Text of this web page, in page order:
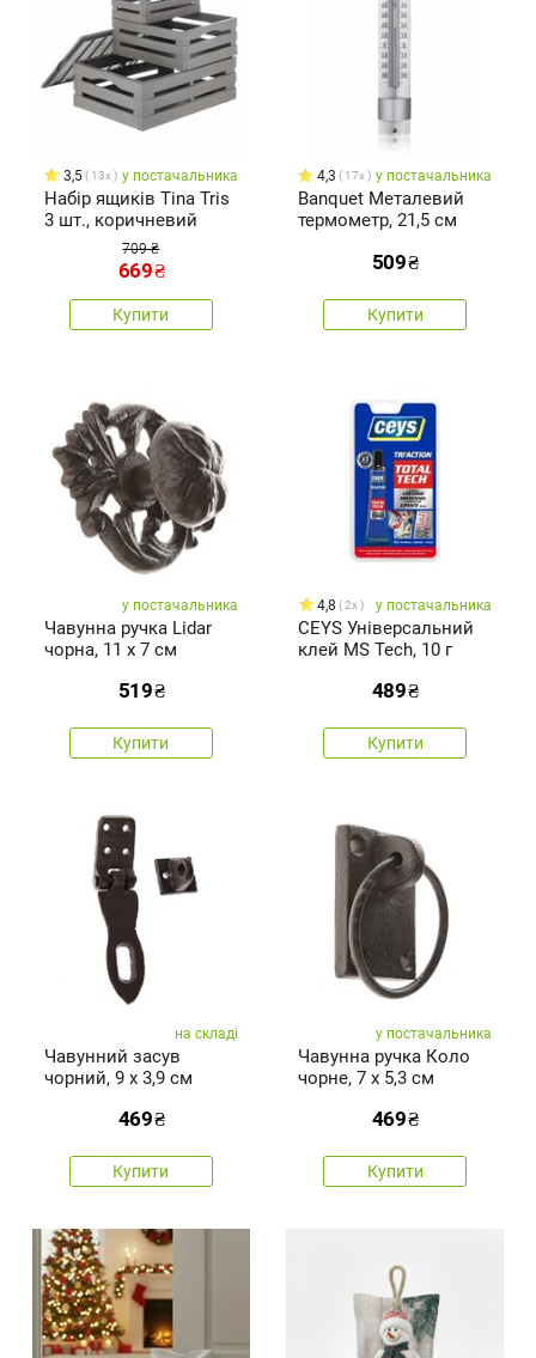
3,5 13x у постачальника
Набір ящиків Tina Tris
3 шт., коричневий
709 ₴
669₴
Купити
4,3 17x у постачальника
Banquet Металевий
термометр, 21,5 см
509₴
Купити
у постачальника
Чавунна ручка Lidar
чорна, 11 x 7 см
519₴
Купити
4,8 2x у постачальника
CEYS Універсальний
клей MS Tech, 10 г
489₴
Купити
на складі
Чавунний засув
чорний, 9 x 3,9 см
469₴
Купити
у постачальника
Чавунна ручка Коло
чорне, 7 х 5,3 см
469₴
Купити